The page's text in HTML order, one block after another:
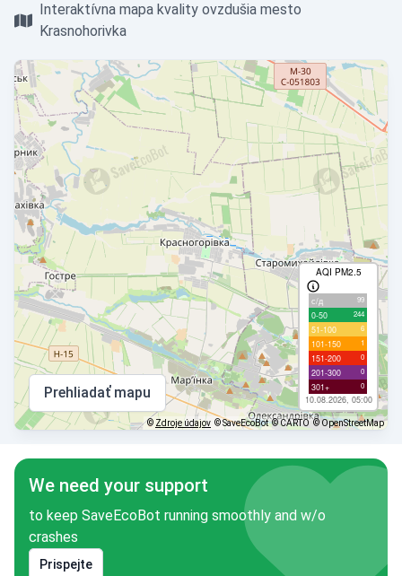
Interaktívna mapa kvality ovzdušia mesto
Krasnohorivka
AQI PM2.5
с/д 99
0-50 244
51-100 6
101-150 1
151-200 0
201-300 0
301+ 0
10.08.2026, 05:00
Prehliadať mapu
© Zdroje údajov © SaveEcoBot © CARTO © OpenStreetMap
We need your support
to keep SaveEcoBot running smoothly and w/o
crashes
Prispejte